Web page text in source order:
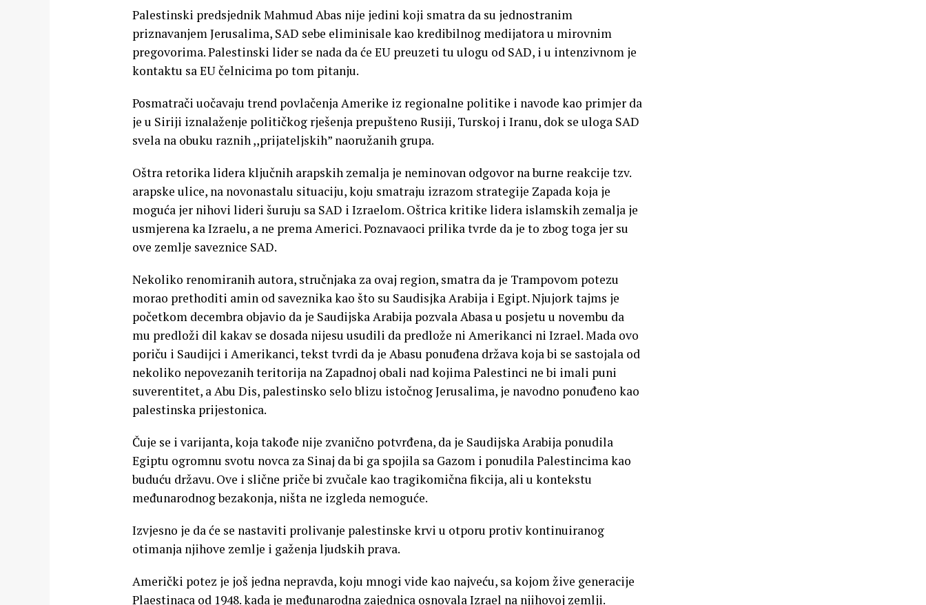
Palestinski predsjednik Mahmud Abas nije jedini koji smatra da su jednostranim
priznavanjem Jerusalima, SAD sebe eliminisale kao kredibilnog medijatora u mirovnim
pregovorima. Palestinski lider se nada da će EU preuzeti tu ulogu od SAD, i u intenzivnom je
kontaktu sa EU čelnicima po tom pitanju.
Posmatrači uočavaju trend povlačenja Amerike iz regionalne politike i navode kao primjer da
je u Siriji iznalaženje političkog rješenja prepušteno Rusiji, Turskoj i Iranu, dok se uloga SAD
svela na obuku raznih ,,prijateljskih” naoružanih grupa.
Oštra retorika lidera ključnih arapskih zemalja je neminovan odgovor na burne reakcije tzv.
arapske ulice, na novonastalu situaciju, koju smatraju izrazom strategije Zapada koja je
moguća jer nihovi lideri šuruju sa SAD i Izraelom. Oštrica kritike lidera islamskih zemalja je
usmjerena ka Izraelu, a ne prema Americi. Poznavaoci prilika tvrde da je to zbog toga jer su
ove zemlje saveznice SAD.
Nekoliko renomiranih autora, stručnjaka za ovaj region, smatra da je Trampovom potezu
morao prethoditi amin od saveznika kao što su Saudisjka Arabija i Egipt. Njujork tajms je
početkom decembra objavio da je Saudijska Arabija pozvala Abasa u posjetu u novembu da
mu predloži dil kakav se dosada nijesu usudili da predlože ni Amerikanci ni Izrael. Mada ovo
poriču i Saudijci i Amerikanci, tekst tvrdi da je Abasu ponuđena država koja bi se sastojala od
nekoliko nepovezanih teritorija na Zapadnoj obali nad kojima Palestinci ne bi imali puni
suverentitet, a Abu Dis, palestinsko selo blizu istočnog Jerusalima, je navodno ponuđeno kao
palestinska prijestonica.
Čuje se i varijanta, koja takođe nije zvanično potvrđena, da je Saudijska Arabija ponudila
Egiptu ogromnu svotu novca za Sinaj da bi ga spojila sa Gazom i ponudila Palestincima kao
buduću državu. Ove i slične priče bi zvučale kao tragikomična fikcija, ali u kontekstu
međunarodnog bezakonja, ništa ne izgleda nemoguće.
Izvjesno je da će se nastaviti prolivanje palestinske krvi u otporu protiv kontinuiranog
otimanja njihove zemlje i gaženja ljudskih prava.
Američki potez je još jedna nepravda, koju mnogi vide kao najveću, sa kojom žive generacije
Plaestinaca od 1948. kada je međunarodna zajednica osnovala Izrael na njihovoj zemlji.